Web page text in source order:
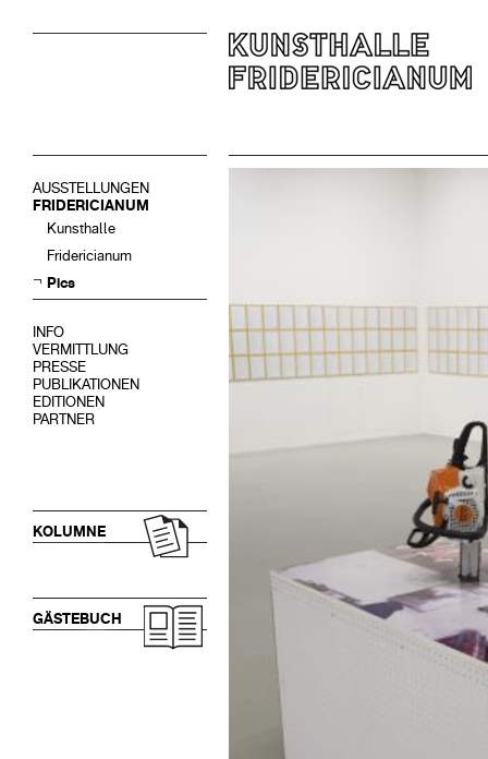
AUSSTELLUNGEN
FRIDERICIANUM
Kunsthalle
Fridericianum
Pics
INFO
VERMITTLUNG
PRESSE
PUBLIKATIONEN
EDITIONEN
PARTNER
KOLUMNE
GÄSTEBUCH